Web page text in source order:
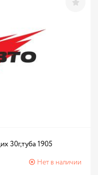
30г,туба 1905
Нет в наличии